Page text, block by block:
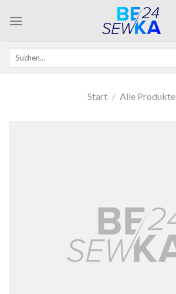
Suchen
Start / Alle Produkte